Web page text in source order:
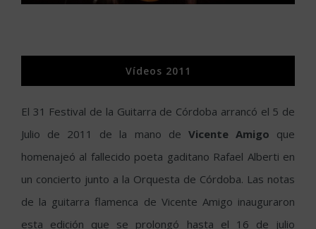
Vídeos 2011
El 31 Festival de la Guitarra de Córdoba arrancó el 5 de
Julio de 2011 de la mano de Vicente Amigo que
homenajeó al fallecido poeta gaditano Rafael Alberti en
un concierto junto a la Orquesta de Córdoba. Las notas
de la guitarra flamenca de Vicente Amigo inauguraron
esta edición que se prolongó hasta el 16 de julio